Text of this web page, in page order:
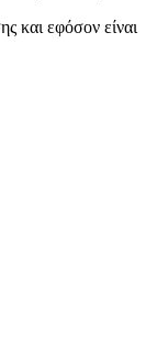
και εφόσον είναι